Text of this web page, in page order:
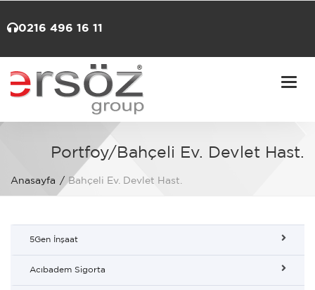
0216 496 16 11
Portfoy/Bahçeli Ev. Devlet Hast.
Anasayfa Bahçeli Ev. Devlet Hast.
5Gen İnşaat
Acıbadem Sigorta